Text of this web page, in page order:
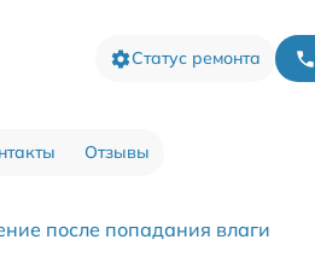
Статус ремонта
Отзывы
после попадания влаги